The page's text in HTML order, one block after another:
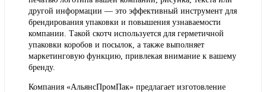
другой информации — это эффективный инструмент для
брендирования упаковки и повышения узнаваемости
компании. Такой скотч используется для герметичной
упаковки коробов и посылок, а также выполняет
маркетинговую функцию, привлекая внимание к вашему
бренду.
Компания «АльянсПромПак» предлагает изготовление